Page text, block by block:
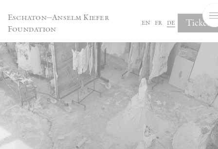
Eschaton—Anselm Kiefer
Foundation
en fr de Tickets